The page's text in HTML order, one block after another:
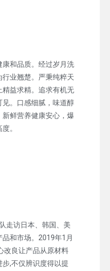
和品质。经过岁月洗
业翘楚。严秉纯粹天
益求精。追求有机无
。口感细腻，味道醇
鲜营养健康安心，爆
。
走访日本、韩国、美
和市场。2019年1月
改良让产品从原材料
,不仅辨识度得以提